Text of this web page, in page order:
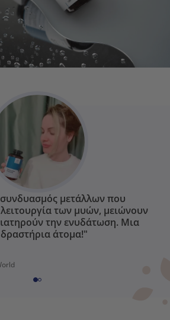
συνδυασμός μετάλλων που
των μυών, μειώνουν
την ενυδάτωση. Μια
άτομα!"